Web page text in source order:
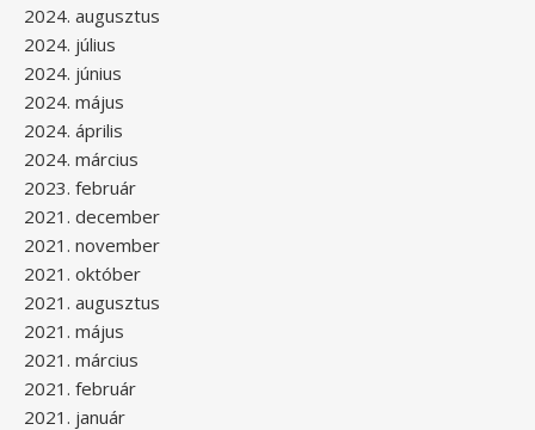
2024. augusztus
2024. július
2024. június
2024. május
2024. április
2024. március
2023. február
2021. december
2021. november
2021. október
2021. augusztus
2021. május
2021. március
2021. február
2021. január